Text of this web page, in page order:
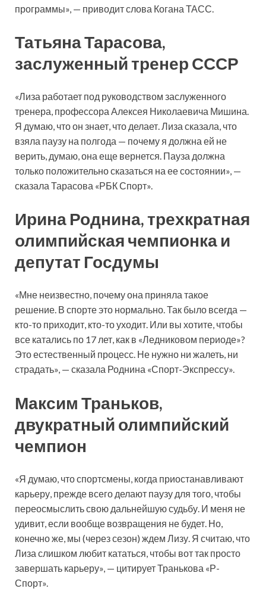
программы», — приводит слова Когана ТАСС.
Татьяна Тарасова,
заслуженный тренер СССР
«Лиза работает под руководством заслуженного
тренера, профессора Алексея Николаевича Мишина.
Я думаю, что он знает, что делает. Лиза сказала, что
взяла паузу на полгода — почему я должна ей не
верить, думаю, она еще вернется. Пауза должна
только положительно сказаться на ее состоянии», —
сказала Тарасова «РБК Спорт».
Ирина Роднина, трехкратная
олимпийская чемпионка и
депутат Госдумы
«Мне неизвестно, почему она приняла такое
решение. В спорте это нормально. Так было всегда —
кто-то приходит, кто-то уходит. Или вы хотите, чтобы
все катались по 17 лет, как в «Ледниковом периоде»?
Это естественный процесс. Не нужно ни жалеть, ни
страдать», — сказала Роднина «Спорт-Экспрессу».
Максим Траньков,
двукратный олимпийский
чемпион
«Я думаю, что спортсмены, когда приостанавливают
карьеру, прежде всего делают паузу для того, чтобы
переосмыслить свою дальнейшую судьбу. И меня не
удивит, если вообще возвращения не будет. Но,
конечно же, мы (через сезон) ждем Лизу. Я считаю, что
Лиза слишком любит кататься, чтобы вот так просто
завершать карьеру», — цитирует Транькова «Р-
Спорт».